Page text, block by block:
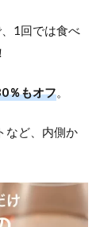
1回では食べ
％もオフ。
など、内側か